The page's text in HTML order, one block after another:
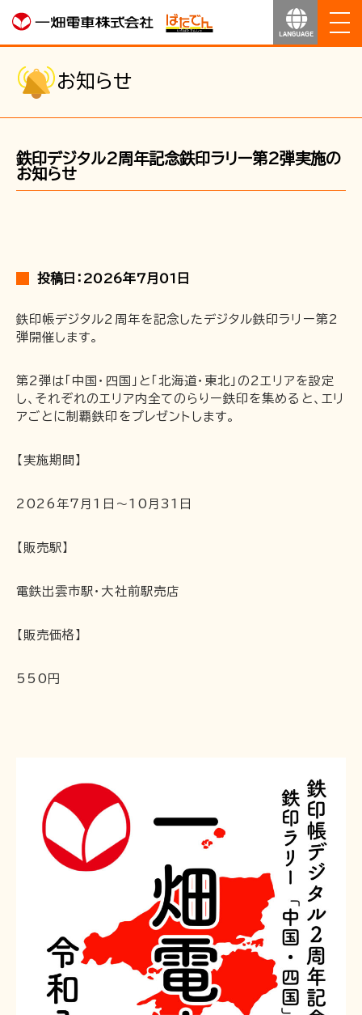
ホーム
運行のご案内
沿線マップ
企業情報
採用情報
一畑電車国民保護業務計画（PDF）
広告掲出
時刻･運賃･お忘れ物等のお問い合わせ
松江しんじ湖温泉駅 TEL 0852-21-2429
雲州平田駅 TEL 0852-21-2429
TEL 0852-21-2429
TEL 0852-21-2429
TEL 0852-21-2429
団体･貸切･イベント･取材等のお問い合わせ
営業部営業課（雲州平田駅2階） TEL 0853-62-3383（平
お知らせ
鉄印デジタル2周年記念鉄印ラリー第2弾実施の
お知らせ
投稿日：2026年7月01日
鉄印帳デジタル2周年を記念したデジタル鉄印ラリー第2
弾開催します。
第2弾は「中国・四国」と「北海道・東北」の2エリアを設定
し、それぞれのエリア内全てのらりー鉄印を集めると、エリ
アごとに制覇鉄印をプレゼントします。
【実施期間】
2026年7月1日～10月31日
【販売駅】
電鉄出雲市駅・大社前駅売店
【販売価格】
550円